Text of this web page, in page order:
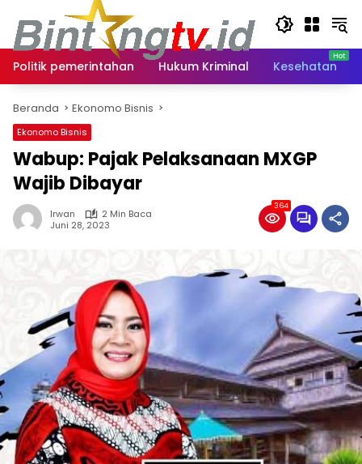
konten
Politik pemerintahan
Hukum Kriminal Kesehatan
Beranda Ekonomo Bisnis
Ekonomo Bisnis
Wabup: Pajak Pelaksanaan MXGP
Wajib Dibayar
Irwan
2 Min Baca
Juni 28, 2023
364